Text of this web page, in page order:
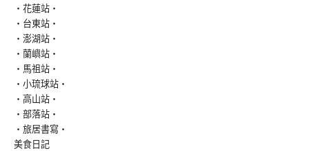
‧花蓮站‧
‧台東站‧
‧澎湖站‧
‧蘭嶼站‧
‧馬祖站‧
‧小琉球站‧
‧高山站‧
‧部落站‧
‧旅居書寫‧
美食日記